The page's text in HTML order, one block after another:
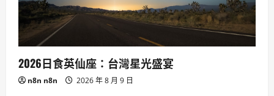
2026日食英仙座：台灣星光盛宴
n8n n8n 2026 年 8 月 9 日